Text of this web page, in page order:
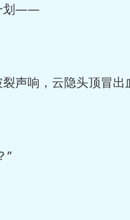
划——
响，云隐头顶冒出
”